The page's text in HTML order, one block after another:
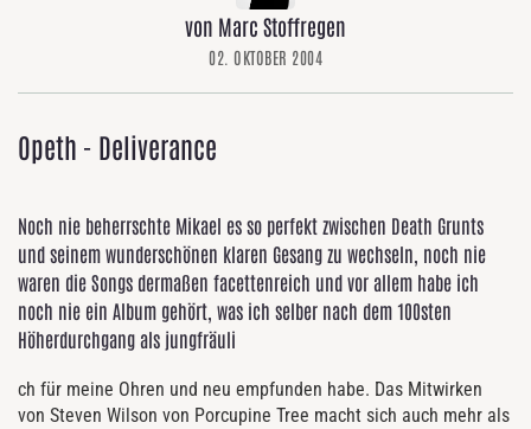
von Marc Stoffregen
02. OKTOBER 2004
Opeth - Deliverance
Noch nie beherrschte Mikael es so perfekt zwischen Death Grunts
und seinem wunderschönen klaren Gesang zu wechseln, noch nie
waren die Songs dermaßen facettenreich und vor allem habe ich
noch nie ein Album gehört, was ich selber nach dem 100sten
Höherdurchgang als jungfräuli
ch für meine Ohren und neu empfunden habe. Das Mitwirken
von Steven Wilson von Porcupine Tree macht sich auch mehr als